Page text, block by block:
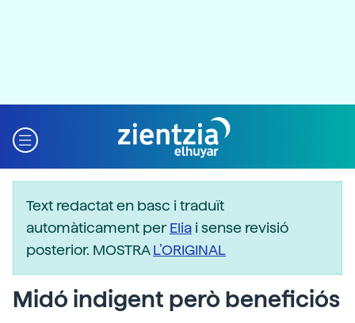
Text redactat en basc i traduït
automàticament perElia i sense revisió
posterior. MOSTRAL’ORIGINAL
Midó indigent però beneficiós